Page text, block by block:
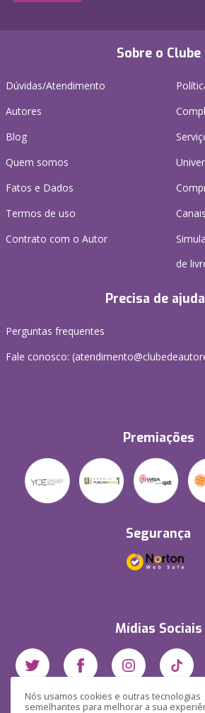
Nós usamos cookies e outras tecnologias
semelhantes para melhorar a sua
Sobre o Clube
Dúvidas/Atendimento
Autores
Blog
Quem somos
Fatos e Dados
Termos de uso
Contrato com o Autor
de
Precisa de
Perguntas frequentes
Fale conosco:
Premiações
Segurança
Mídias Sociais